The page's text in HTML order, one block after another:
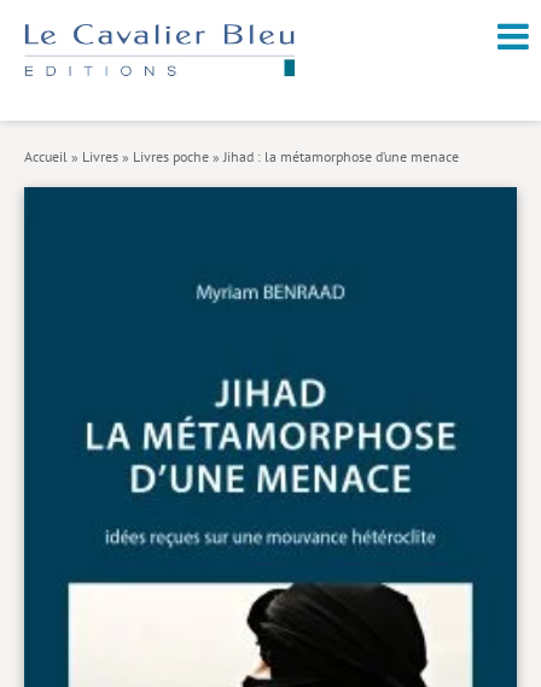
CATALOGUE
Nature et environnement
Religions
Santé et médecine
Sciences
Livres poche
Index général des titres
>> Livres numériques <<
Accueil » Livres » Livres poche » Jihad : la métamorphose d’une menace